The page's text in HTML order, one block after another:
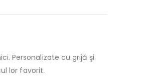
Personalizate cu grijă şi
lor favorit.